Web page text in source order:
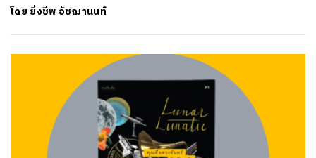
โดย ยิ่งชีพ อัชฌานนท์
SHARE TWEET LINE